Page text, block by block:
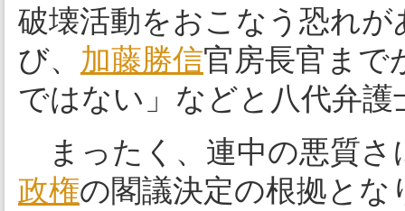
破壊活動をおこなう恐れ
び、 加藤勝信官房長官まで
ではない」などと八代弁
まったく、連中の悪質さ
政権の閣議決定の根拠と